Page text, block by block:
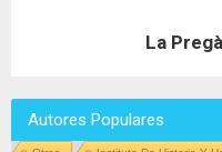
La
Autores Populares